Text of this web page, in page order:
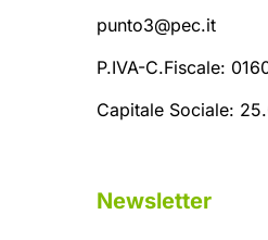
punto3@pec.it
P.IVA-C.Fiscale:
Capitale Sociale:
Newsletter